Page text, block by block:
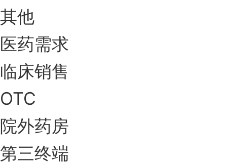
其他
医药需求
临床销售
OTC
院外药房
第三终端